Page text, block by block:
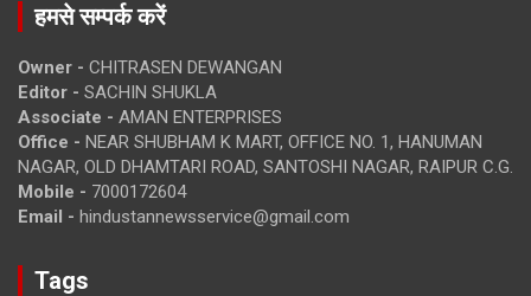
हमसे सम्पर्क करें
Owner - CHITRASEN DEWANGAN
Editor - SACHIN SHUKLA
Associate - AMAN ENTERPRISES
Office - NEAR SHUBHAM K MART, OFFICE NO. 1, HANUMAN
NAGAR, OLD DHAMTARI ROAD, SANTOSHI NAGAR, RAIPUR C.G.
Mobile - 7000172604
Email - hindustannewsservice@gmail.com
Tags